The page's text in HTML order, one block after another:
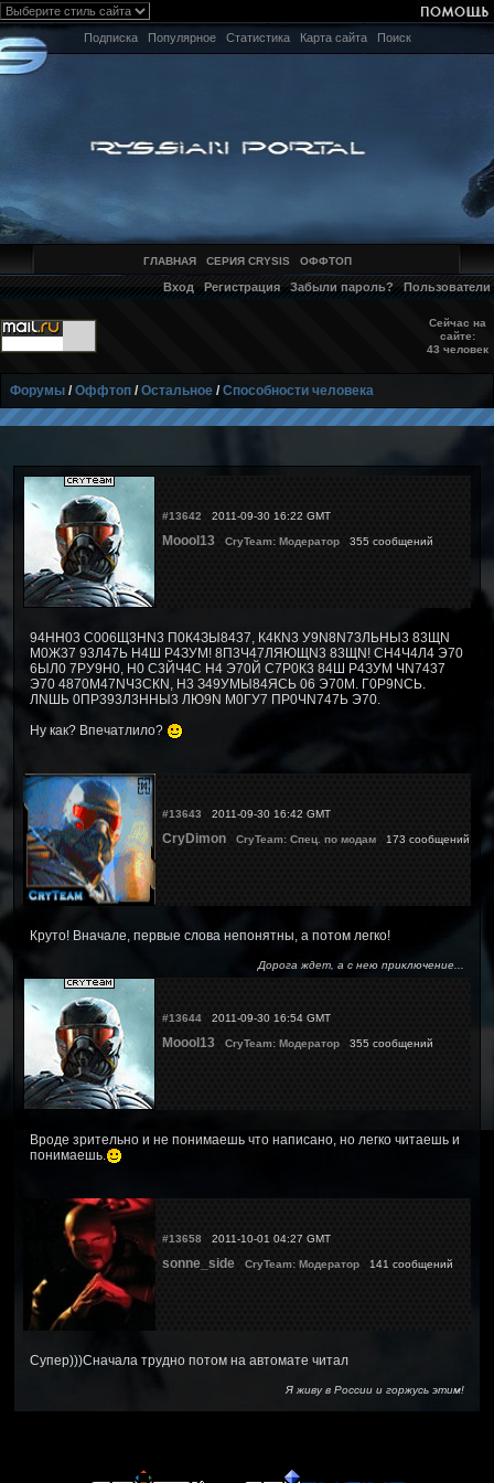
Подписка Популярное Статистика Карта сайта Поиск
ГЛАВНАЯ СЕРИЯ CRYSIS ОФФТОП
Вход Регистрация Забыли пароль? Пользователи
Сейчас на
сайте:
43 человек
Форумы /Оффтоп /Остальное /Способности человека
#13642 2011-09-30 16:22 GMT
Moool13 CryTeam: Модератор 355 сообщений
94НН03 С006Щ3НN3 П0К4ЗЫ8437, К4КN3 У9N8N73ЛЬНЫ3 83ЩN
М0Ж37 93Л47Ь Н4Ш Р4ЗУМ! 8П3Ч47ЛЯЮЩN3 83ЩN! СН4Ч4Л4 Э70
6ЫЛ0 7РУ9Н0, Н0 С3ЙЧ4С Н4 Э70Й С7Р0К3 84Ш Р4ЗУМ ЧN7437
Э70 4870М47NЧ3СКN, Н3 З49УМЫ84ЯСЬ 06 Э70М. Г0Р9NСЬ.
ЛNШЬ 0ПР393Л3ННЫ3 ЛЮ9N М0ГУ7 ПР0ЧN747Ь Э70.
Ну как? Впечатлило?
#13643 2011-09-30 16:42 GMT
CryDimon CryTeam: Спец. по модам 173 сообщений
Круто! Вначале, первые слова непонятны, а потом легко!
Дорога ждет, а с нею приключение...
#13644 2011-09-30 16:54 GMT
Moool13 CryTeam: Модератор 355 сообщений
Вроде зрительно и не понимаешь что написано, но легко читаешь и
понимаешь.
#13658 2011-10-01 04:27 GMT
sonne_side CryTeam: Модератор 141 сообщений
Супер)))Сначала трудно потом на автомате читал
Я живу в России и горжусь этим!